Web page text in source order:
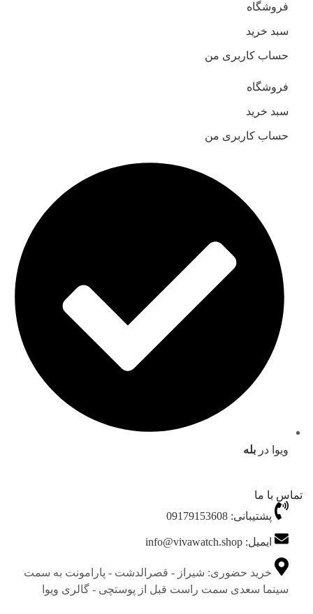
فروشگاه
سبد خرید
حساب کاربری من
فروشگاه
سبد خرید
حساب کاربری من
ویوا در بله
تماس با ما
پشتیبانی: 09179153608
ایمیل: info@vivawatch.shop
خرید حضوری: شیراز - قصرالدشت - پارامونت به سمت
سینما سعدی سمت راست قبل از پوستچی - گالری ویوا